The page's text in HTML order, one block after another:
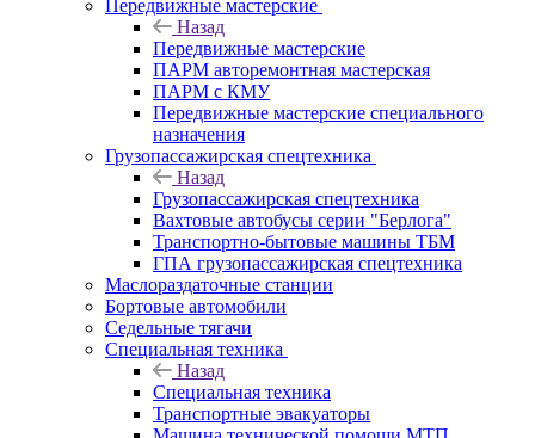
Передвижные мастерские
Назад
Передвижные мастерские
ПАРМ авторемонтная мастерская
ПАРМ с КМУ
Передвижные мастерские специального
назначения
Грузопассажирская спецтехника
Назад
Грузопассажирская спецтехника
Вахтовые автобусы серии "Берлога"
Транспортно-бытовые машины ТБМ
ГПА грузопассажирская спецтехника
Маслораздаточные станции
Бортовые автомобили
Седельные тягачи
Специальная техника
Назад
Специальная техника
Транспортные эвакуаторы